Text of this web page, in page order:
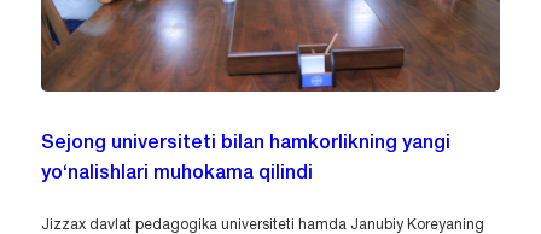
Sejong universiteti bilan hamkorlikning yangi
yo‘nalishlari muhokama qilindi
Jizzax davlat pedagogika universiteti hamda Janubiy Koreyaning